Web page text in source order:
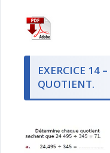
EXERCICE 14
QUOTIENT.